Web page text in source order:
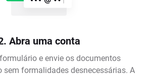
Abra uma conta
e envie os documentos
sem formalidades desnecessárias. A